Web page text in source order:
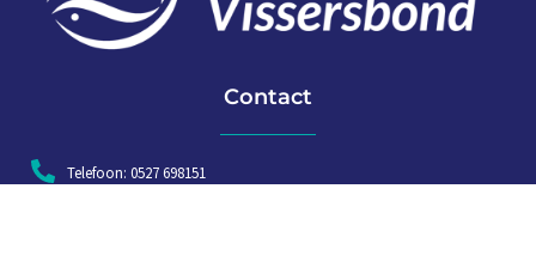
Contact
Telefoon: 0527 698151